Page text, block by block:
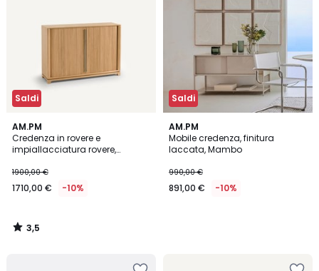
Saldi
AM.PM
Credenza in rovere e
impiallacciatura rovere,
1900,00 €
1710,00 € -10%
3,5
/ 5
3,5
/
Saldi
AM.PM
Mobile credenza, finitura
laccata, Mambo
990,00 €
891,00 € -10%